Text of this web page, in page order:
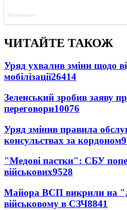
ЧИТАЙТЕ ТАКОЖ
Уряд ухвалив зміни щодо
мобілізації26414
Зеленський зробив заяву
переговори10076
Уряд змінив правила
консульствах за кордоном
"Медові пастки": СБУ
військових9528
Майора ВСП викрили на
військовому в СЗЧ8841